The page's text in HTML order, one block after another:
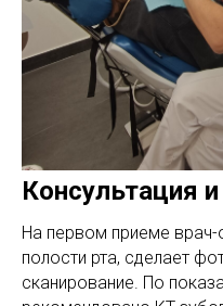
Консультация
На первом приеме
полости рта, сделает
сканирование. По